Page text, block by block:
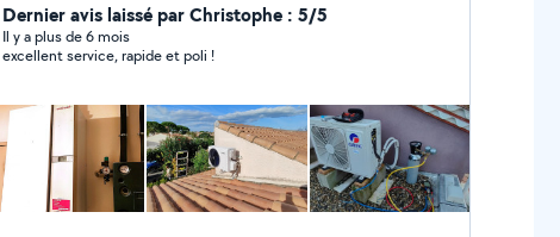
l'installation et la maintenance d'équipements du génie
climatique. (Pompe à chaleur, VMC, Chaudière). Vous
serez accompagné de la conception à la réalisation.
bien sûr, la réparation de vos installations. Ceci, afin de
mener à bien tous vos projets et de garantir votre
confort.
Dernier avis laissé par Christophe : 5/5
Il y a plus de 6 mois
excellent service, rapide et poli !